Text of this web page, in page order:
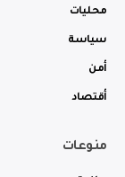
محليات
سياسة
أمن
أقتصاد
منوعات